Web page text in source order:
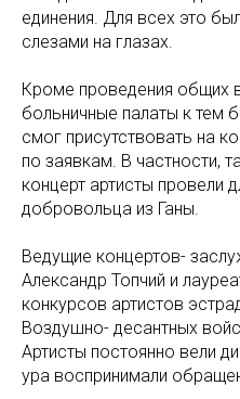
единения. Для всех это
слезами на глазах.
Кроме проведения общих
больничные палаты к тем
смог присутствовать на
по заявкам. В частности,
концерт артисты провели
добровольца из Ганы.
Ведущие концертов-
Александр Топчий и
конкурсов артистов
Воздушно- десантных
Артисты постоянно вели
ура воспринимали